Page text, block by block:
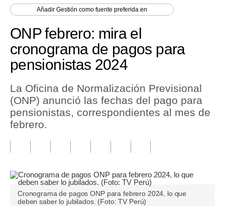
Economía
Mercados
Política
Tu Dinero
Finanzas Personales
Plus G
Opinión
AñadirGestión como fuente preferida en
ONP febrero: mira el
cronograma de pagos para
pensionistas 2024
La Oficina de Normalización Previsional
(ONP) anunció las fechas del pago para
pensionistas, correspondientes al mes de
febrero.
Cronograma de pagos ONP para febrero 2024, lo que
deben saber lo jubilados. (Foto: TV Perú)